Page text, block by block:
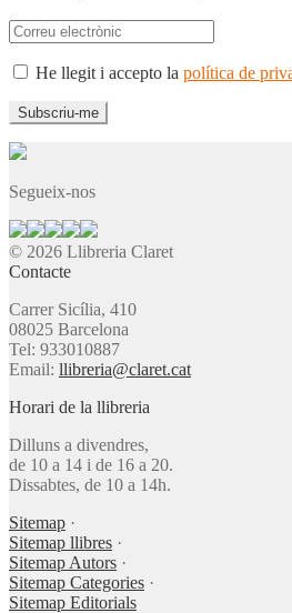
He llegit i accepto la política de
Segueix-nos
© 2026 Llibreria Claret
Contacte
Carrer Sicília, 410
08025 Barcelona
Tel: 933010887
Email: llibreria@claret.cat
Horari de la llibreria
Dilluns a divendres,
de 10 a 14 i de 16 a 20.
Dissabtes, de 10 a 14h.
Sitemap ·
Sitemap llibres ·
Sitemap Autors ·
Sitemap Categories ·
Sitemap Editorials